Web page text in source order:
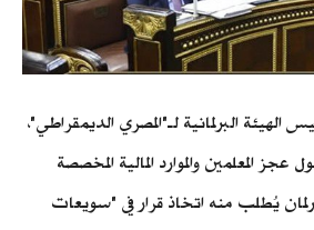
الهيئة البرلمانية لـ"المصري الديمقراطي"،
المعلمين والموارد المالية المخصصة
يُطلب منه اتخاذ قرار في "سويعات